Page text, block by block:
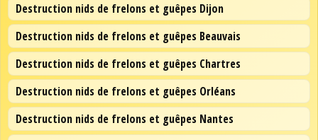
Destruction nids de frelons et guêpes Dijon
Destruction nids de frelons et guêpes Beauvais
Destruction nids de frelons et guêpes Chartres
Destruction nids de frelons et guêpes Orléans
Destruction nids de frelons et guêpes Nantes